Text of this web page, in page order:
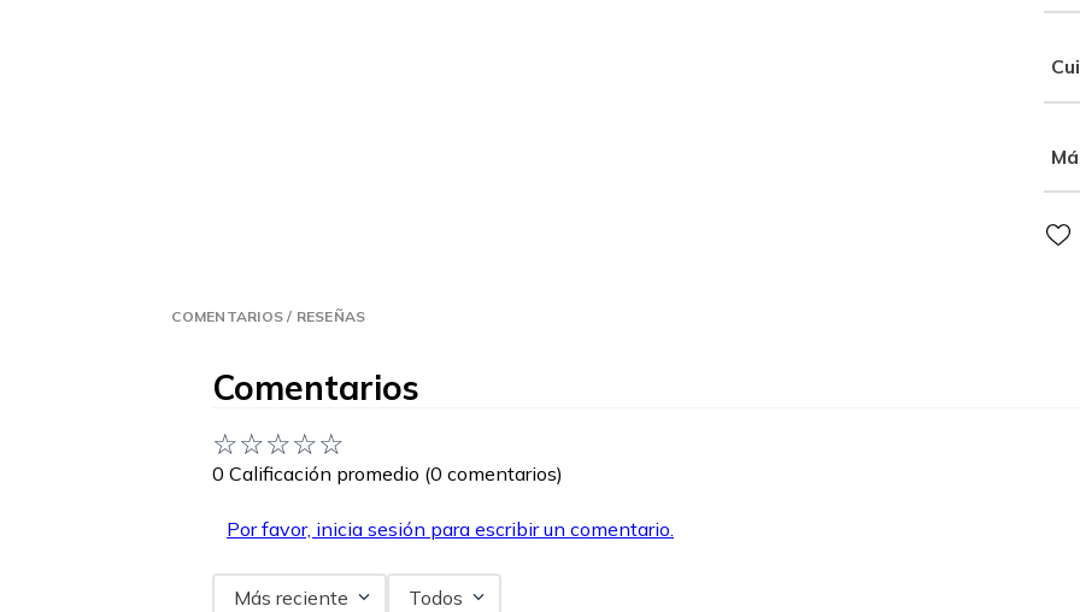
COMENTARIOS / RESEÑAS
Comentarios
☆☆☆☆☆
0 Calificación promedio (0 comentarios)
Por favor, inicia sesión para escribir un comentario.
Más reciente Todos